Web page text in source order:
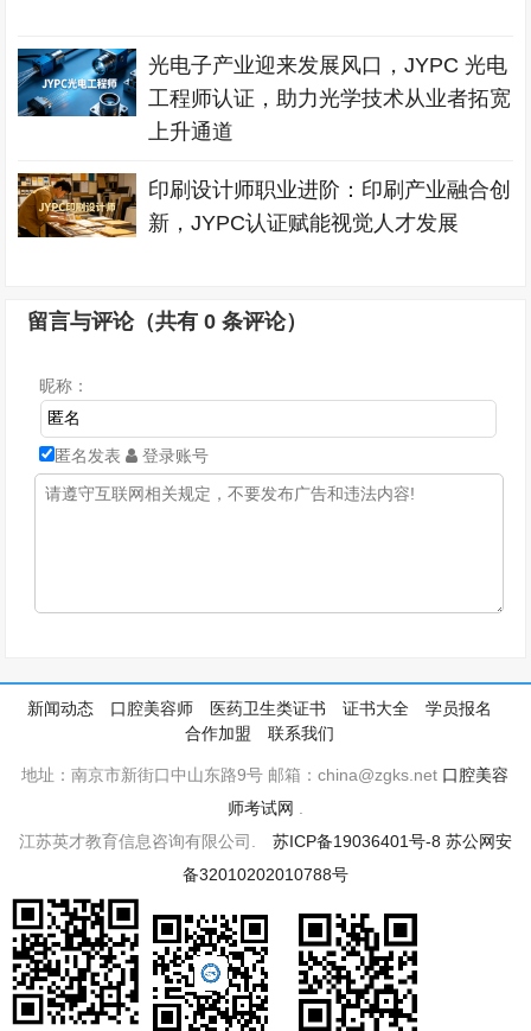
光电子产业迎来发展风口，JYPC 光电
工程师认证，助力光学技术从业者拓宽
上升通道
印刷设计师职业进阶：印刷产业融合创
新，JYPC认证赋能视觉人才发展
留言与评论（共有0 条评论）
昵称：
匿名发表 登录账号
新闻动态 口腔美容师 医药卫生类证书 证书大全
学员报名
合作加盟
联系我们
地址：南京市新街口中山东路9号 邮箱：china@zgks.net 口腔美容
师考试网
江苏英才教育信息咨询有限公司. 苏ICP备19036401号-8 苏公网安
备32010202010788号